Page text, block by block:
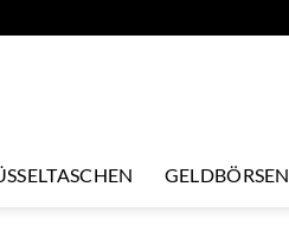
GELDBÖRSEN